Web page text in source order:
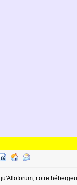
notre